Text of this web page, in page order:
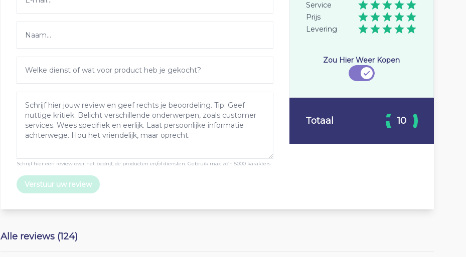
Schrijf hier een review over het bedrijf, de producten en/of diensten. Gebruik max zo’n 5000 karakters
Verstuur uw review
Service
Prijs
Levering
Zou Hier Weer Kopen
Totaal 10
Alle reviews (124)